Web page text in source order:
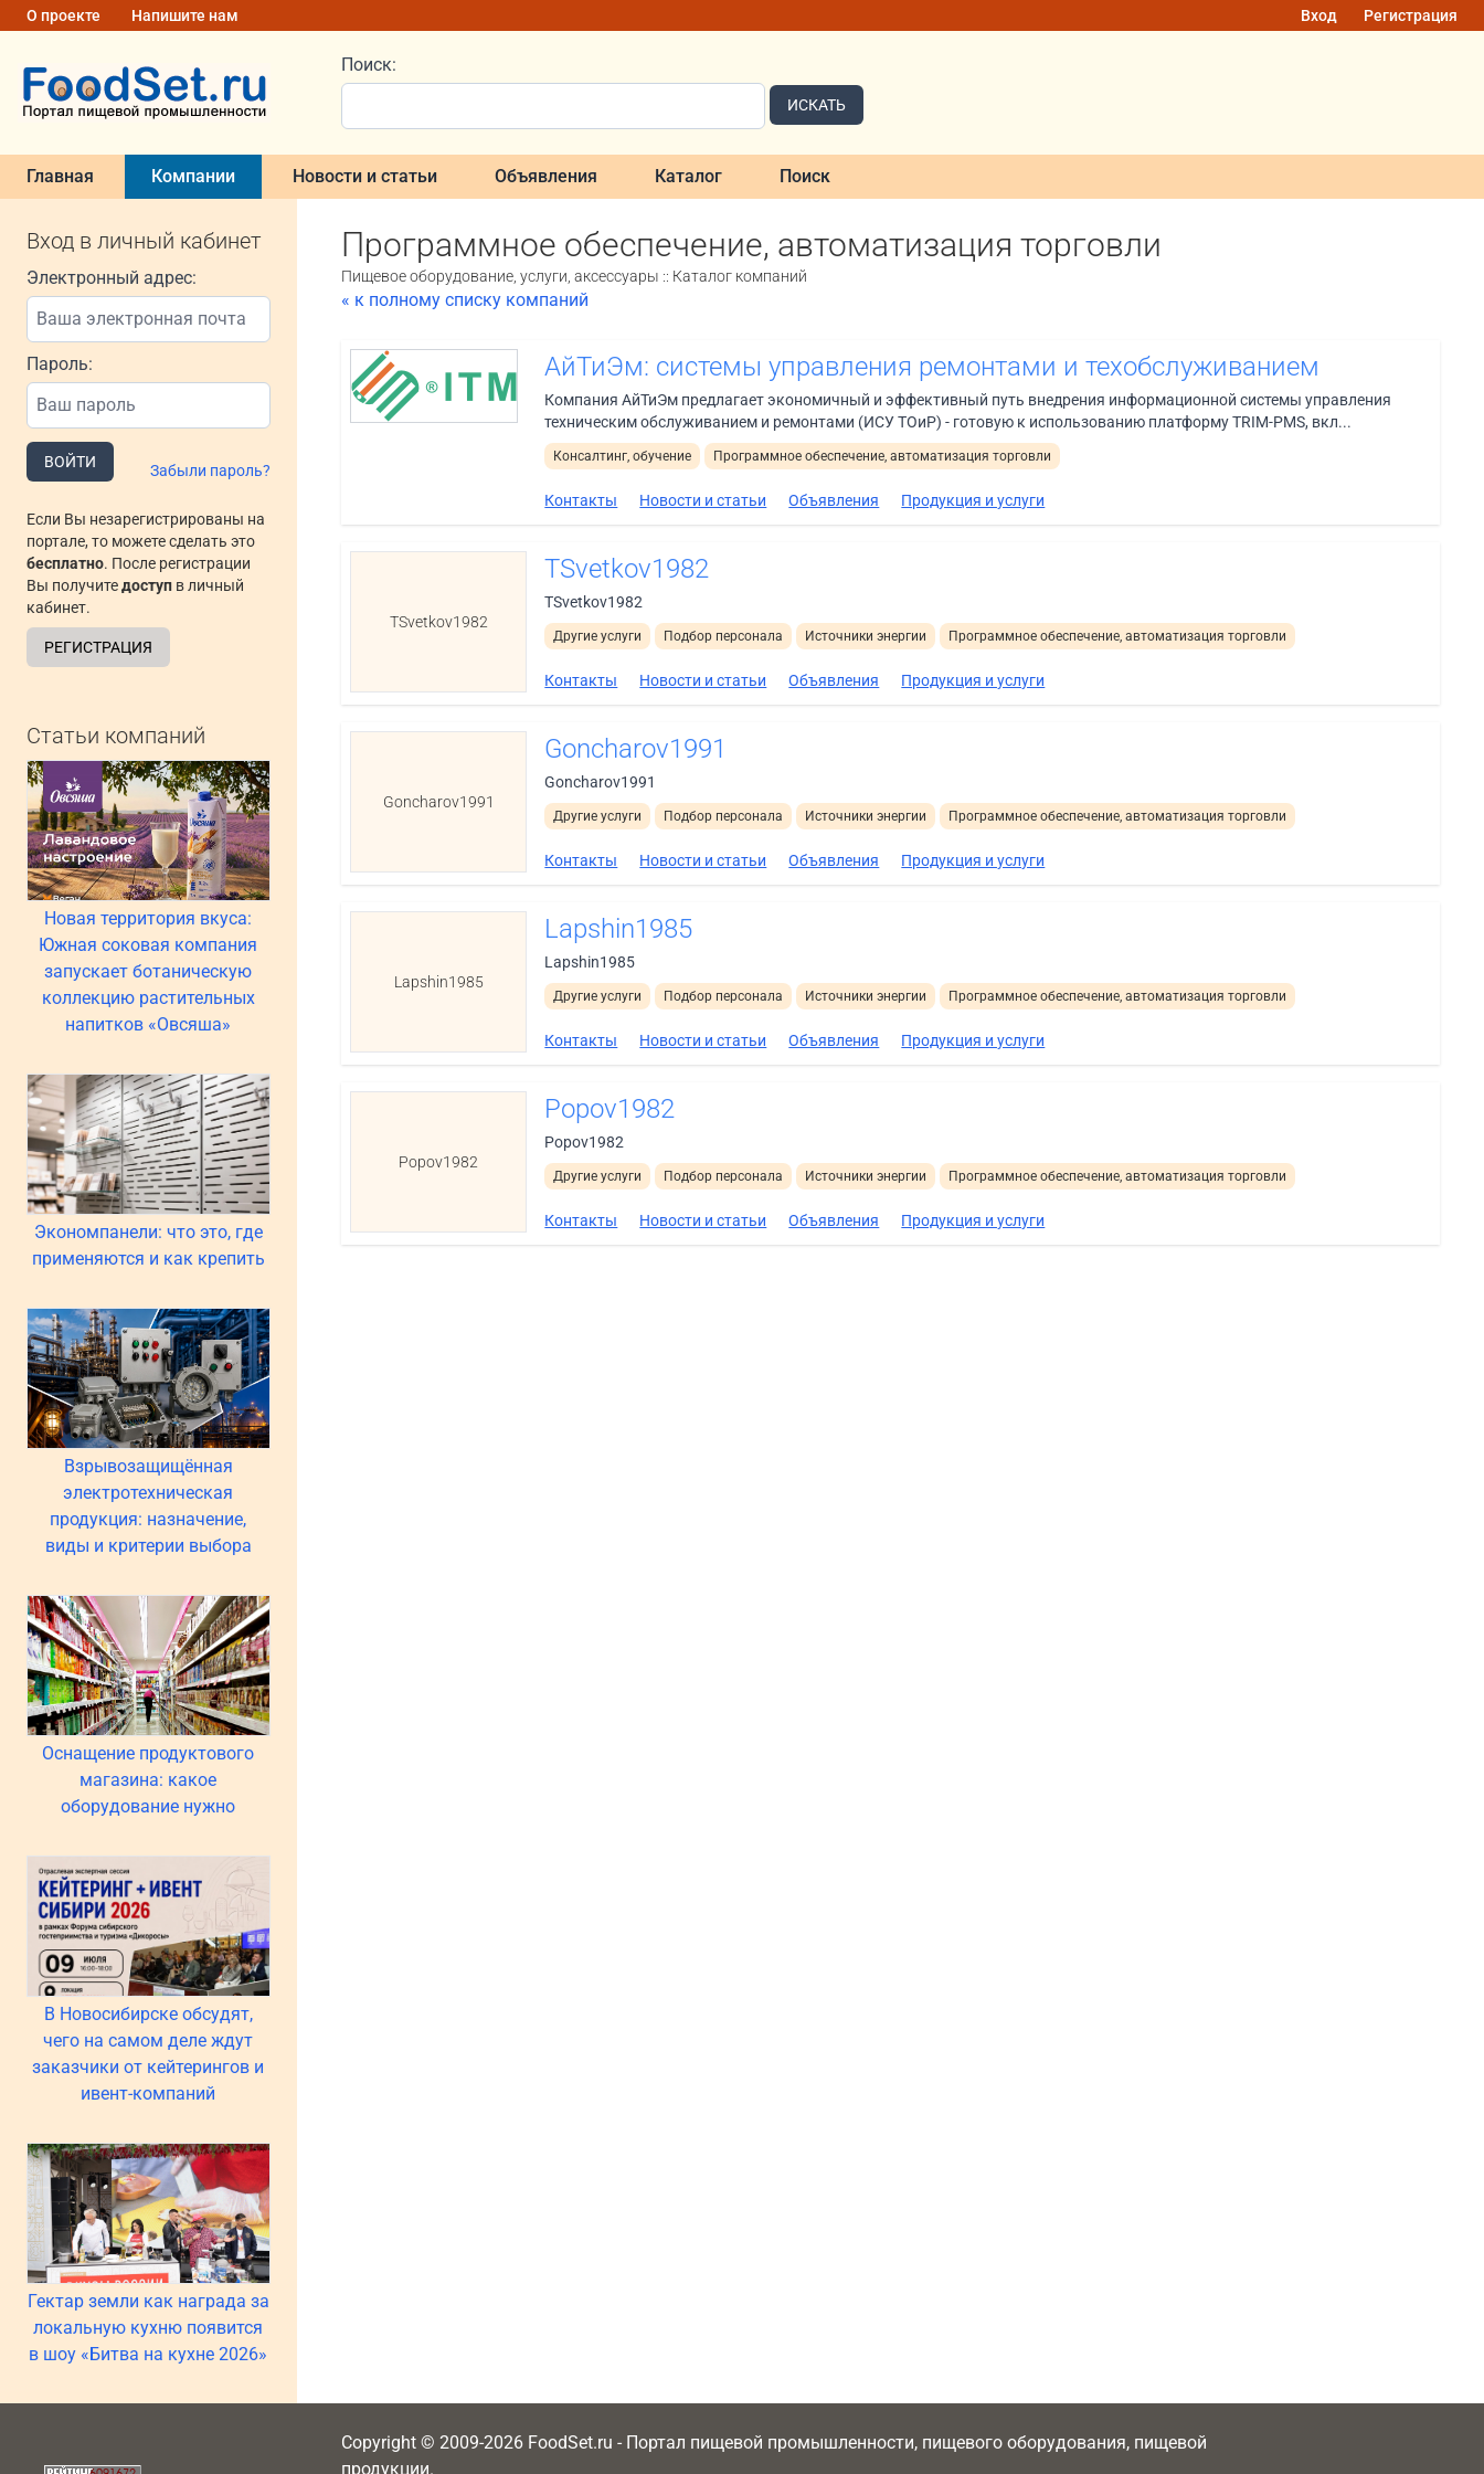
О проекте Напишите нам Вход Регистрация
Поиск:
ИСКАТЬ
Главная Компании Новости и статьи Объявления Каталог Поиск
Вход в личный кабинет
Электронный адрес:
Пароль:
ВОЙТИ Забыли пароль?
Если Вы незарегистрированы на
портале, то можете сделать это
бесплатно. После регистрации
Вы получитедоступ в личный
кабинет.
РЕГИСТРАЦИЯ
Статьи компаний
Новая территория вкуса:
Южная соковая компания
запускает ботаническую
коллекцию растительных
напитков «Овсяша»
Экономпанели: что это, где
применяются и как крепить
Взрывозащищённая
электротехническая
продукция: назначение,
виды и критерии выбора
Оснащение продуктового
магазина: какое
оборудование нужно
В Новосибирске обсудят,
чего на самом деле ждут
заказчики от кейтерингов и
ивент-компаний
Гектар земли как награда за
локальную кухню появится
в шоу «Битва на кухне 2026»
Программное обеспечение, автоматизация торговли
Пищевое оборудование, услуги, аксессуары :: Каталог компаний
« к полному списку компаний
АйТиЭм: системы управления ремонтами и техобслуживанием
Компания АйТиЭм предлагает экономичный и эффективный путь внедрения информационной системы управления
техническим обслуживанием и ремонтами (ИСУ ТОиР) - готовую к использованию платформу TRIM-PMS, вкл...
Консалтинг, обучение Программное обеспечение, автоматизация торговли
Контакты Новости и статьи Объявления Продукция и услуги
TSvetkov1982
TSvetkov1982
TSvetkov1982
Другие услуги Подбор персонала Источники энергии Программное обеспечение, автоматизация торговли
Контакты Новости и статьи Объявления Продукция и услуги
Goncharov1991
Goncharov1991
Goncharov1991
Другие услуги Подбор персонала Источники энергии Программное обеспечение, автоматизация торговли
Контакты Новости и статьи Объявления Продукция и услуги
Lapshin1985
Lapshin1985
Lapshin1985
Другие услуги Подбор персонала Источники энергии Программное обеспечение, автоматизация торговли
Контакты Новости и статьи Объявления Продукция и услуги
Popov1982
Popov1982
Popov1982
Другие услуги Подбор персонала Источники энергии Программное обеспечение, автоматизация торговли
Контакты Новости и статьи Объявления Продукция и услуги
Copyright © 2009-2026 FoodSet.ru - Портал пищевой промышленности, пищевого оборудования, пищевой
продукции.